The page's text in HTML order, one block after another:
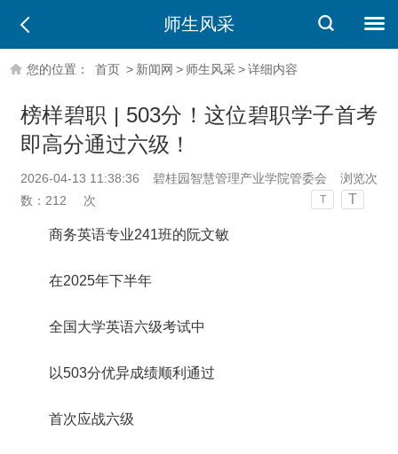
师生风采
您的位置： 首页 > 新闻网 > 师生风采>详细内容
榜样碧职 | 503分！这位碧职学子首考
即高分通过六级！
2026-04-13 11:38:36 碧桂园智慧管理产业学院管委会
浏览次
数： 212 次 T T
商务英语专业241班的阮文敏
在2025年下半年
全国大学英语六级考试中
以503分优异成绩顺利通过
首次应战六级